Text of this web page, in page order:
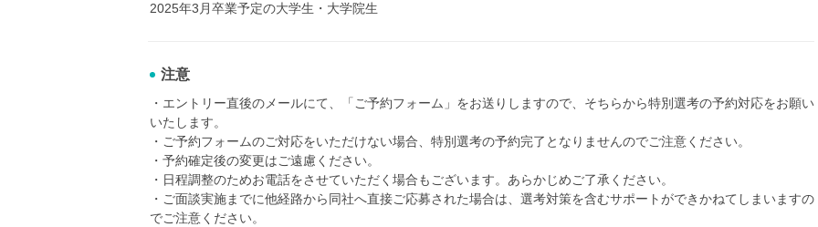
2025年3月卒業予定の大学生・大学院生
注意
・エントリー直後のメールにて、「ご予約フォーム」をお送りしますので、そちらから特別選考の予約対応をお願い
いたします。
・ご予約フォームのご対応をいただけない場合、特別選考の予約完了となりませんのでご注意ください。
・予約確定後の変更はご遠慮ください。
・日程調整のためお電話をさせていただく場合もございます。あらかじめご了承ください。
・ご面談実施までに他経路から同社へ直接ご応募された場合は、選考対策を含むサポートができかねてしまいますの
でご注意ください。